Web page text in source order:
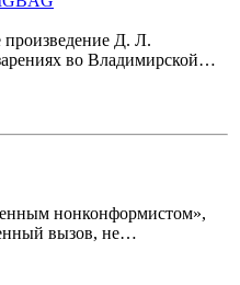
Д. Л.
во Владимирской…
нонконформистом»,
вызов, не…